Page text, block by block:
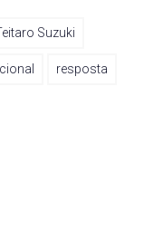
Suzuki
resposta